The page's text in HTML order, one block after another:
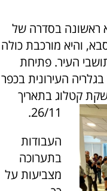
ראשונה בסדרה של
והיא מורכבת כולה
העיר. פתיחת
העירונית בכפר
קטלוג בתאריך
26/11.
העבודות
בתערוכה
מצביעות על